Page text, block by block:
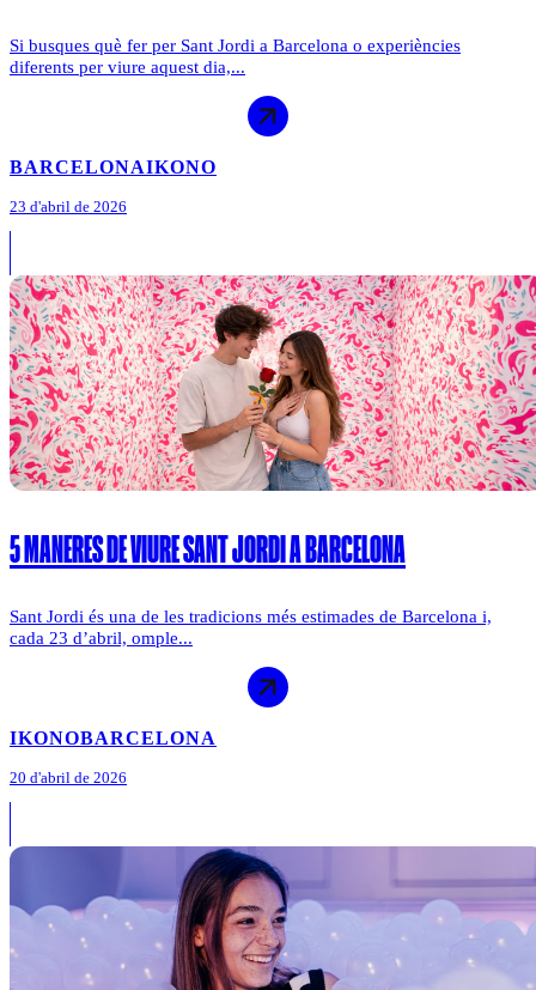
Si busques què fer per Sant Jordi a Barcelona o experiències
diferents per viure aquest dia,...
BARCELONAIKONO
23 d'abril de 2026
5 MANERES DE VIURE SANT JORDI A BARCELONA
Sant Jordi és una de les tradicions més estimades de Barcelona i,
cada 23 d’abril, omple...
IKONOBARCELONA
20 d'abril de 2026